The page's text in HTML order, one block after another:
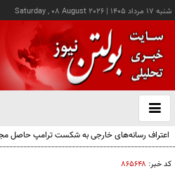
شنبه ۱۷ مرداد ۱۴۰۵ |
Saturday , 08 August 2026
باز
و
اعتراف رسانه‌های خارجی به شکست ترامپ حاصل
کد خبر: ۸۶۵۶۴۸